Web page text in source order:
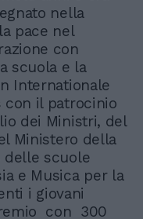
nella
pace nel
con
scuola e la
Internationale
con il patrocinio
dei Ministri, del
Ministero della
delle scuole
e Musica per la
i giovani
con 300